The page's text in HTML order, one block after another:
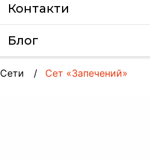
Контакти
Блог
Сети Сет «Запечений»